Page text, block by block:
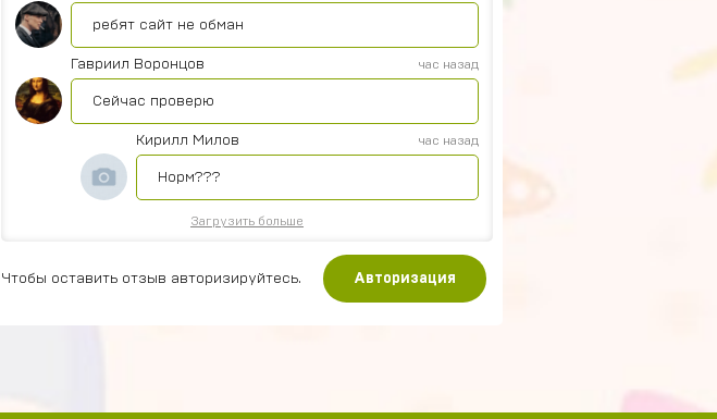
ребят сайт не обман
Гавриил Воронцов час назад
Сейчас проверю
Кирилл Милов час назад
Норм???
Загрузить больше
Чтобы оставить отзыв авторизируйтесь. Авторизация